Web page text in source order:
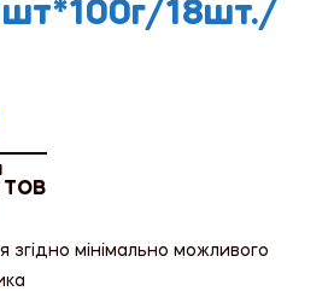
18шт./
ТОВ
згідно мінімально можливого